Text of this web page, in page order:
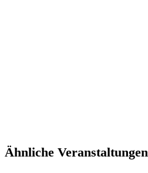
Ähnliche Veranstaltungen